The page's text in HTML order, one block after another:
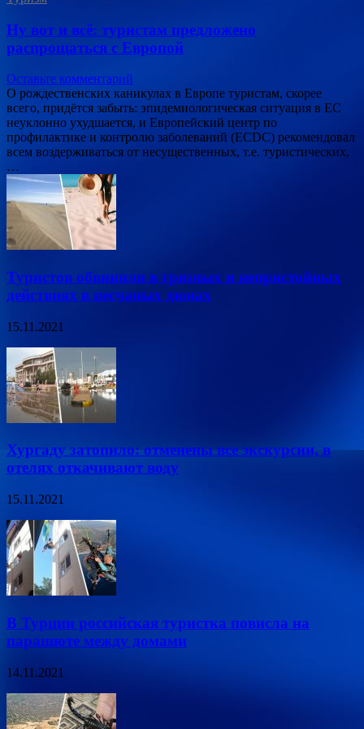
Ну вот и всё: туристам предложено
распрощаться с Европой
Оставьте комментарий
О рождественских каникулах в Европе туристам, скорее
всего, придётся забыть: эпидемиологическая ситуация в ЕС
неуклонно ухудшается, и Европейский центр по
профилактике и контролю заболеваний (ECDC) рекомендовал
всем воздерживаться от несущественных, т.е. туристических,
…
Туристов обвинили в грязных и непристойных
действиях в песчаных дюнах
15.11.2021
Хургаду затопило: отменены все экскурсии, в
отелях откачивают воду
15.11.2021
В Турции российская туристка повисла на
парашюте между домами
14.11.2021